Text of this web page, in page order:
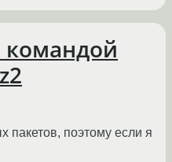
командой
пакетов, поэтому если я